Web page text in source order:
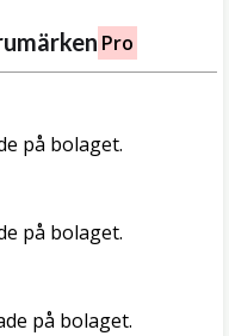
Pro
på bolaget.
på bolaget.
på bolaget.